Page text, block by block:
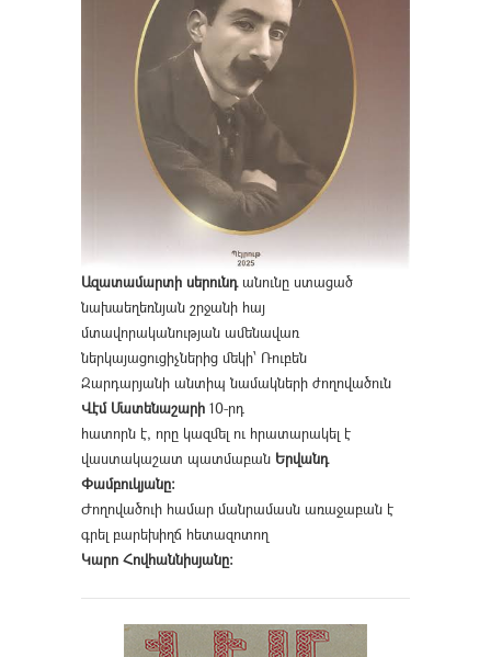
Ազատամարտի սերունդանունը ստացած
նախաեղեռնյան շրջանի հայ
մտավորականության ամենավառ
ներկայացուցիչներից մեկի՝ Ռուբեն
Զարդարյանի անտիպ նամակների ժողովածուն
Վէմ Մատենաշարի 10-րդ
հատորն է, որը կազմել ու հրատարակել է
վաստակաշատ պատմաբան Երվանդ
Փամբուկյանը։
Ժողովածուի համար մանրամասն առաջաբան է
գրել բարեխիղճ հետազոտող
Կարո Հովհաննիսյանը։